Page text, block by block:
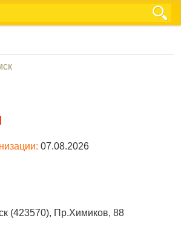
07.08.2026
(423570), Пр.Химиков, 88